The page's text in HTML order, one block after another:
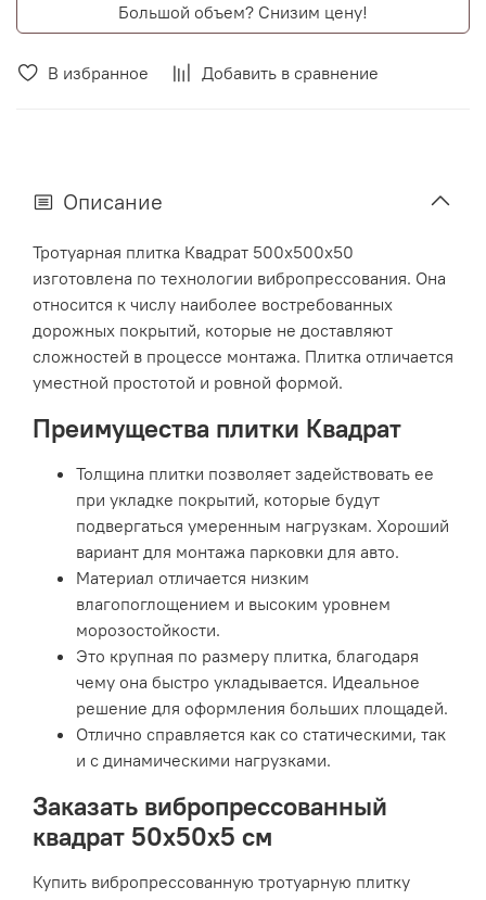
В избранное Добавить в сравнение
Большой объем? Снизим цену!
Описание
Тротуарная плитка Квадрат 500х500х50
изготовлена по технологии вибропрессования. Она
относится к числу наиболее востребованных
дорожных покрытий, которые не доставляют
сложностей в процессе монтажа. Плитка отличается
уместной простотой и ровной формой.
Преимущества плитки Квадрат
Толщина плитки позволяет задействовать ее
при укладке покрытий, которые будут
подвергаться умеренным нагрузкам. Хороший
вариант для монтажа парковки для авто.
Материал отличается низким
влагопоглощением и высоким уровнем
морозостойкости.
Это крупная по размеру плитка, благодаря
чему она быстро укладывается. Идеальное
решение для оформления больших площадей.
Отлично справляется как со статическими, так
и с динамическими нагрузками.
Заказать вибропрессованный
квадрат 50х50х5 см
Купить вибропрессованную тротуарную плитку